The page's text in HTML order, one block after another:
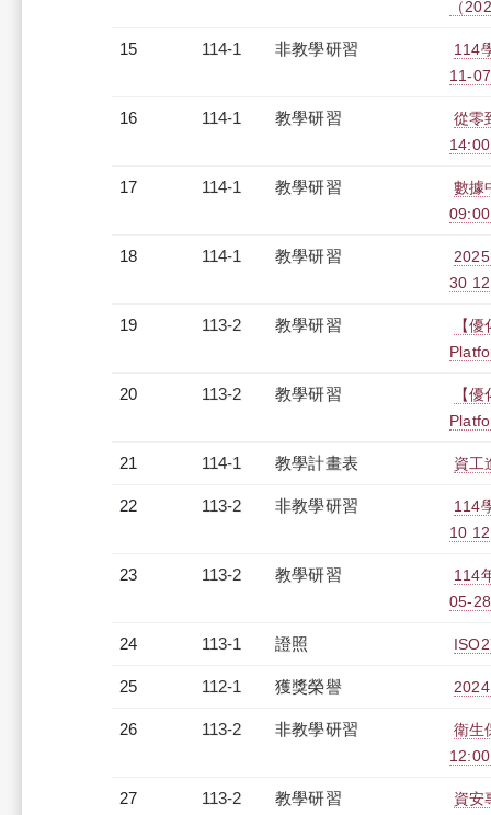
（
15 114-1 非教學研習
114
11-
16 114-1 教學研習
從零
17 114-1 教學研習
數據
18 114-1 教學研習
30
19 113-2 教學研習
【
20 113-2 教學研習
【
21 114-1 教學計畫表 資工
22 113-2 非教學研習
114
10
23 113-2 教學研習
114
05-
24 113-1 證照
25 112-1 獲獎榮譽
26 113-2 非教學研習
衛生
27 113-2 教學研習
資安